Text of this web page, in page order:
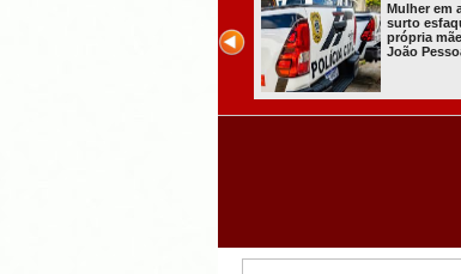
Itabaiana recebeu
da Sedap-PB cerca
Mulher em
surto
própria
João